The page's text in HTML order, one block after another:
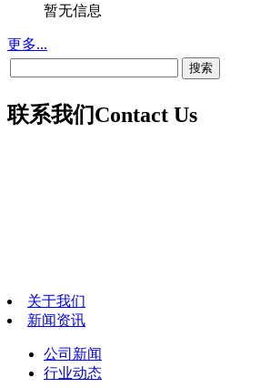
暂无信息
更多...
联系我们Contact Us
关于我们
新闻资讯
公司新闻
行业动态